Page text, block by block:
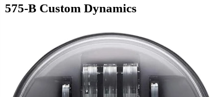
575-B Custom Dynamics